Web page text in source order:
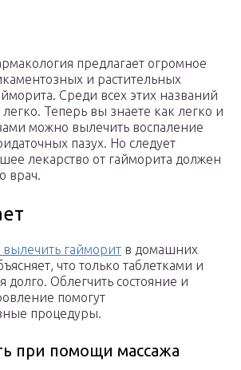
предлагает огромное
и растительных
Среди всех этих названий
легко. Теперь вы знаете как легко и
можно вылечить воспаление
пазух. Но следует
лекарство от гайморита должен
врач.
вылечить гайморит в домашних
что только таблетками и
долго. Облегчить состояние и
помогут
процедуры.
при помощи массажа